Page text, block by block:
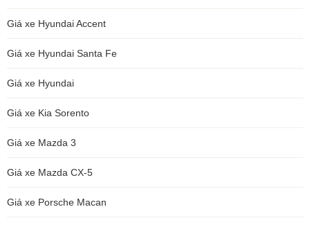
Giá xe Hyundai Accent
Giá xe Hyundai Santa Fe
Giá xe Hyundai
Giá xe Kia Sorento
Giá xe Mazda 3
Giá xe Mazda CX-5
Giá xe Porsche Macan